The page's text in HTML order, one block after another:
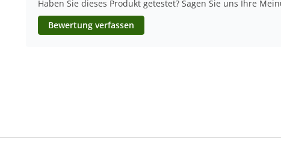
Haben Sie dieses Produkt getestet? Sagen Sie uns Ihre
Bewertung verfassen